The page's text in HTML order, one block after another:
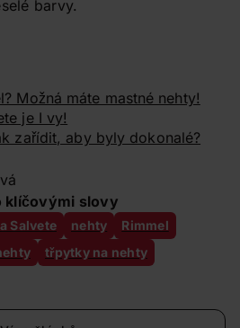
barvy.
Možná máte mastné nehty!
je I vy!
zařídit, aby byly dokonalé?
klíčovými slovy
Salvete nehty
Rimmel
třpytky na nehty